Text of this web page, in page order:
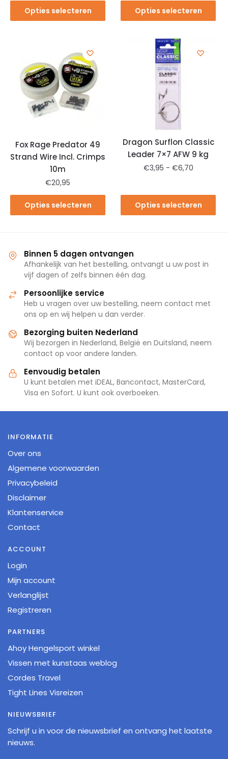
Opties selecteren Opties selecteren
Fox Rage Predator 49
Strand Wire Incl. Crimps
10m
€20,95
Opties selecteren
Dragon Surflon Classic
Leader 7×7 AFW 9 kg
€3,95 - €6,70
Opties selecteren
Binnen 5 dagen ontvangen
Afhankelijk van het bestelling, ontvangt u uw post in
vijf dagen of zelfs binnen één dag.
Persoonlijke service
Heb u vragen over uw bestelling, neem contact met
ons op en wij helpen u dan verder.
Bezorging buiten Nederland
Wij bezorgen in Nederland, België en Duitsland, neem
contact op voor andere landen.
Eenvoudig betalen
U kunt betalen met iDEAL, Bancontact, MasterCard,
Visa en Sofort. U kunt ook overboeken.
INFORMATIE
Over ons
Algemene voorwaarden
Privacybeleid
Disclaimer
Klantenservice
Contact
ACCOUNT
Login
Mijn account
Verlanglijst
Registreren
PARTNERS
Ahoy Hengelsport winkel
Vissen met kunstaas weblog
Cordes Travel
Tight Lines Visreizen
NIEUWSBRIEF
Schrijf u in voor de nieuwsbrief en ontvang het laatste
nieuws.